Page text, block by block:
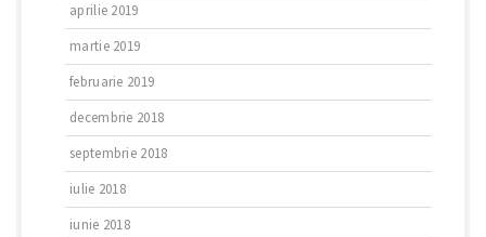
aprilie 2019
martie 2019
februarie 2019
decembrie 2018
septembrie 2018
iulie 2018
iunie 2018